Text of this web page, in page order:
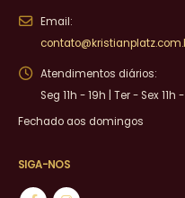
Email:
Atendimentos diários:
Seg 11h - 19h | Ter - Sex 11h
Fechado aos domingos
SIGA-NOS